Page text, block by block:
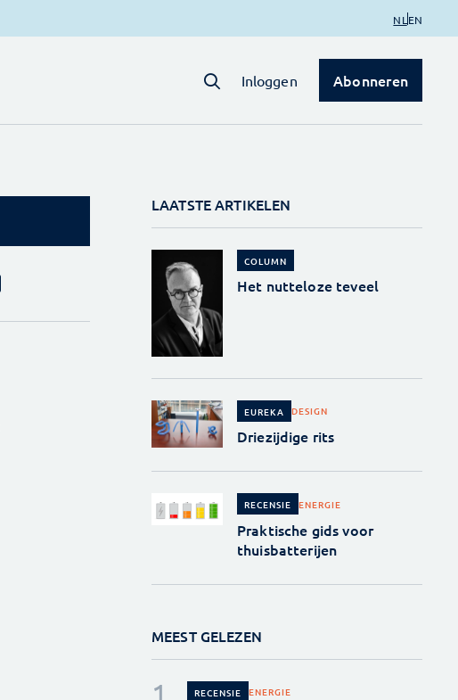
NL EN
Inloggen Abonneren
LAATSTE ARTIKELEN
COLUMN
Het nutteloze teveel
EUREKA DESIGN
Driezijdige rits
RECENSIE ENERGIE
Praktische gids voor
thuisbatterijen
MEEST GELEZEN
RECENSIE ENERGIE